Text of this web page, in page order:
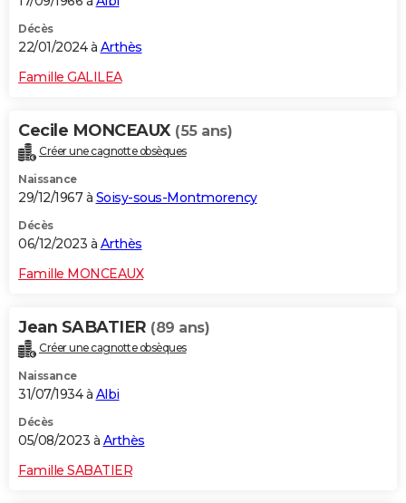
Décès
22/01/2024 à Arthès
Famille GALILEA
Cecile MONCEAUX (55 ans)
Créer une cagnotte obsèques
Naissance
29/12/1967 à Soisy-sous-Montmorency
Décès
06/12/2023 à Arthès
Famille MONCEAUX
Jean SABATIER (89 ans)
Créer une cagnotte obsèques
Naissance
31/07/1934 à Albi
Décès
05/08/2023 à Arthès
Famille SABATIER